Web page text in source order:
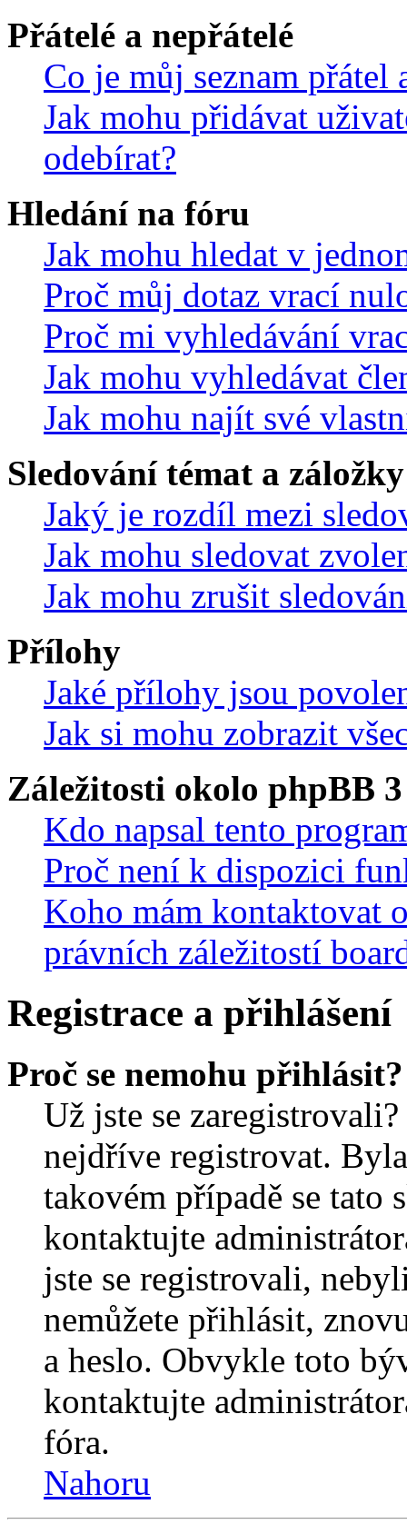
Přátelé a nepřátelé
Co je můj seznam přátel
Jak mohu přidávat
odebírat?
Hledání na fóru
Jak mohu hledat v
Proč můj dotaz vrací
Proč mi vyhledávání
Jak mohu vyhledávat
Jak mohu najít své
Sledování témat a záložky
Jaký je rozdíl mezi
Jak mohu sledovat
Jak mohu zrušit
Přílohy
Jaké přílohy jsou
Jak si mohu zobrazit
Záležitosti okolo phpBB 3
Kdo napsal tento
Proč není k dispozici
Koho mám kontaktovat
právních záležitostí
Registrace a přihlášení
Proč se nemohu přihlásit?
Už jste se
nejdříve registrovat.
takovém případě se tato
kontaktujte
jste se registrovali,
nemůžete přihlásit,
a heslo. Obvykle toto
kontaktujte
fóra.
Nahoru